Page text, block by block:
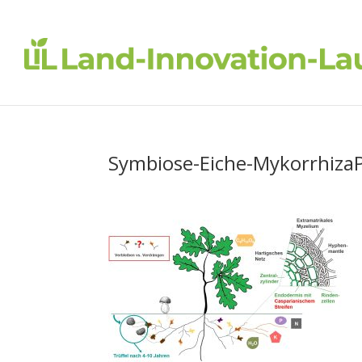
Symbiose-Eiche-